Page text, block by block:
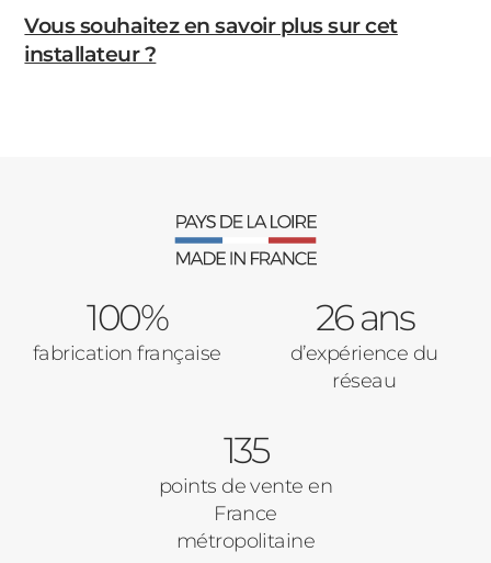
Vous souhaitez en savoir plus sur cet
installateur ?
100%
fabrication française
26 ans
d’expérience du
réseau
135
points de vente en
France
métropolitaine